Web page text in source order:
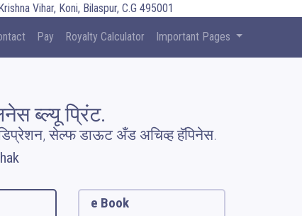
Vihar, Koni, Bilaspur, C.G 495001
Pay Royalty Calculator Important Pages
ब्ल्यू प्रिंट.
सेल्फ डाऊट अँड अचिव्ह हॅपिनेस.
e Book